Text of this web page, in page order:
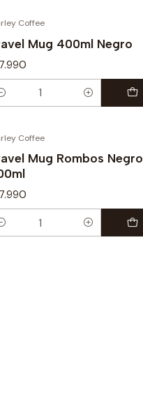
Coffee
Mug 400ml Negro
Coffee
Mug Rombos Negro